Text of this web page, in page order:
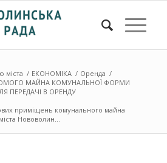
міста / ЕКОНОМІКА / Оренда /
МАЙНА КОМУНАЛЬНОЇ ФОРМИ
ПЕРЕДАЧІ В ОРЕНДУ
приміщень комунального майна
Нововолин...